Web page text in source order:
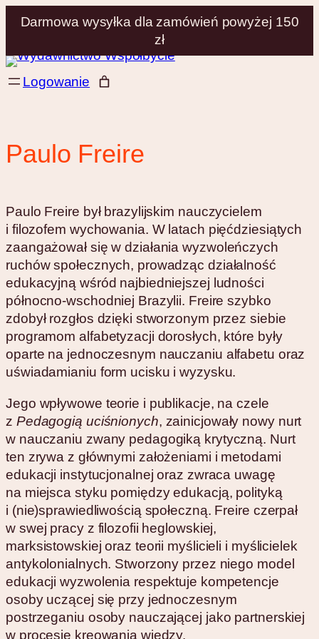
Darmowa wysyłka dla zamówień powyżej 150
zł
Przejdź
do Logowanie
Paulo Freire
Paulo Freire był brazylijskim nauczycielem
i filozofem wychowania. W latach pięćdziesiątych
zaangażował się w działania wyzwoleńczych
ruchów społecznych, prowadząc działalność
edukacyjną wśród najbiedniejszej ludności
północno-wschodniej Brazylii. Freire szybko
zdobył rozgłos dzięki stworzonym przez siebie
programom alfabetyzacji dorosłych, które były
oparte na jednoczesnym nauczaniu alfabetu oraz
uświadamianiu form ucisku i wyzysku.
Jego wpływowe teorie i publikacje, na czele
z Pedagogią uciśnionych, zainicjowały nowy nurt
w nauczaniu zwany pedagogiką krytyczną. Nurt
ten zrywa z głównymi założeniami i metodami
edukacji instytucjonalnej oraz zwraca uwagę
na miejsca styku pomiędzy edukacją, polityką
i (nie)sprawiedliwością społeczną. Freire czerpał
w swej pracy z filozofii heglowskiej,
marksistowskiej oraz teorii myślicieli i myślicielek
antykolonialnych. Stworzony przez niego model
edukacji wyzwolenia respektuje kompetencje
osoby uczącej się przy jednoczesnym
postrzeganiu osoby nauczającej jako partnerskiej
w procesie kreowania wiedzy.